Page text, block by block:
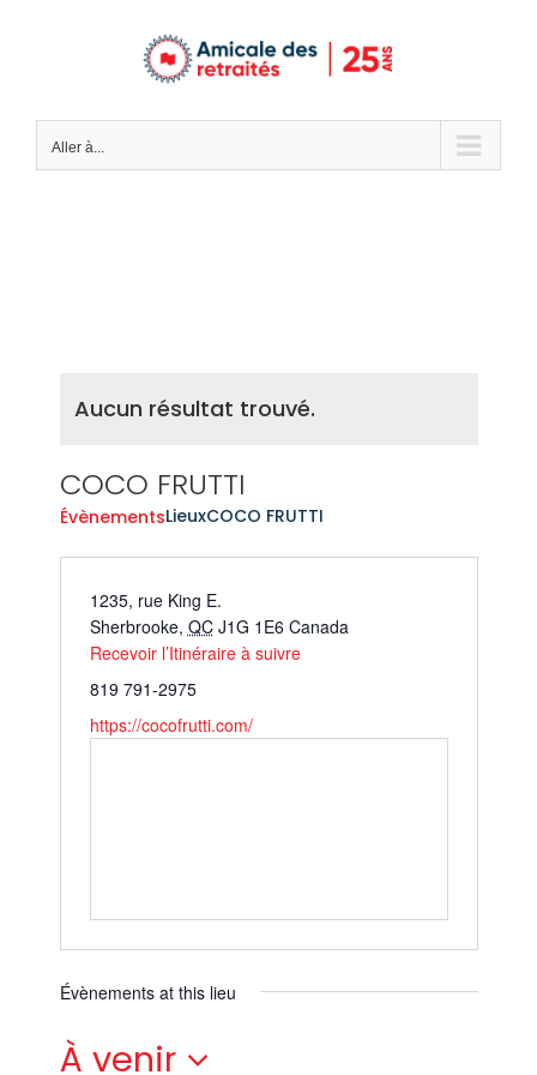
Aller à...
Aucun résultat trouvé.
COCO FRUTTI
ÉvènementsLieuxCOCO FRUTTI
1235, rue King E.
Sherbrooke, QC J1G 1E6 Canada
Recevoir l’Itinéraire à suivre
819 791-2975
https://cocofrutti.com/
Évènements at this lieu
À venir